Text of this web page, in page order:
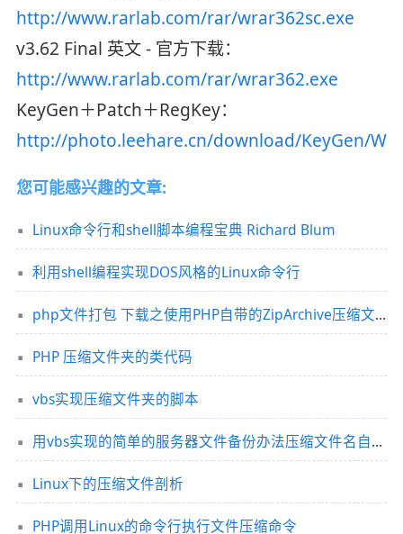
http://www.rarlab.com/rar/wrar362sc.exe
v3.62 Final 英文 - 官方下载：
http://www.rarlab.com/rar/wrar362.exe
KeyGen＋Patch＋RegKey：
http://photo.leehare.cn/download/KeyGen/
您可能感兴趣的文章:
Linux命令行和shell脚本编程宝典 Richard Blum
利用shell编程实现DOS风格的Linux命令行
php文件打包 下载之使用PHP自带的ZipArchive压缩文件并下载打包好的文件
PHP 压缩文件夹的类代码
vbs实现压缩文件夹的脚本
用vbs实现的简单的服务器文件备份办法压缩文件名自动按日期命名
Linux下的压缩文件剖析
PHP调用Linux的命令行执行文件压缩命令